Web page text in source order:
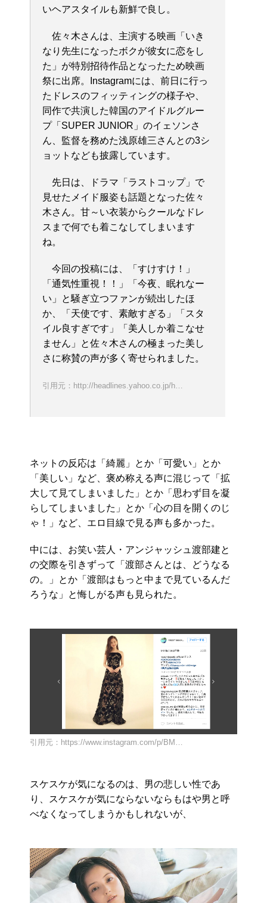
いヘアスタイルも新鮮で良し。
佐々木さんは、主演する映画「いき
なり先生になったボクが彼女に恋をし
た」が特別招待作品となったため映画
祭に出席。Instagramには、前日に行っ
たドレスのフィッティングの様子や、
同作で共演した韓国のアイドルグルー
プ「SUPER JUNIOR」のイェソンさ
ん、監督を務めた浅原雄三さんとの3シ
ョットなども披露しています。
先日は、ドラマ「ラストコップ」で
見せたメイド服姿も話題となった佐々
木さん。甘～い衣装からクールなドレ
スまで何でも着こなしてしまいます
ね。
今回の投稿には、「すけすけ！」
「通気性重視！！」「今夜、眠れなー
い」と騒ぎ立つファンが続出したほ
か、「天使です、素敵すぎる」「スタ
イル良すぎです」「美人しか着こなせ
ません」と佐々木さんの極まった美し
さに称賛の声が多く寄せられました。
引用元：http://headlines.yahoo.co.jp/h…
ネットの反応は「綺麗」とか「可愛い」とか
「美しい」など、褒め称える声に混じって「拡
大して見てしまいました」とか「思わず目を凝
らしてしまいました」とか「心の目を開くのじ
ゃ！」など、エロ目線で見る声も多かった。
中には、お笑い芸人・アンジャッシュ渡部建と
の交際を引きずって「渡部さんとは、どうなる
の。」とか「渡部はもっと中まで見ているんだ
ろうな」と悔しがる声も見られた。
引用元：https://www.instagram.com/p/BM…
スケスケが気になるのは、男の悲しい性であ
り、スケスケが気にならないならもはや男と呼
べなくなってしまうかもしれないが、